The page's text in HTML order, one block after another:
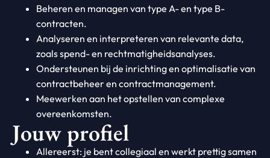
Beheren en managen van type A- en type B-
contracten.
Analyseren en interpreteren van relevante data,
zoals spend- en rechtmatigheidsanalyses.
Ondersteunen bij de inrichting en optimalisatie van
contractbeheer en contractmanagement.
Meewerken aan het opstellen van complexe
overeenkomsten.
Jouw profiel
Allereerst: je bent collegiaal en werkt prettig samen